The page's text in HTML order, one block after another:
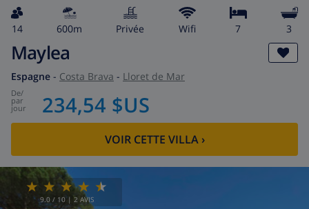
14 600m privée wifi 7 3
Maylea
Espagne - Costa Brava - Lloret de Mar
de/
par
jour 234,54 $US
VOIR CETTE VILLA›
9.0/ 10 | 2 AVIS